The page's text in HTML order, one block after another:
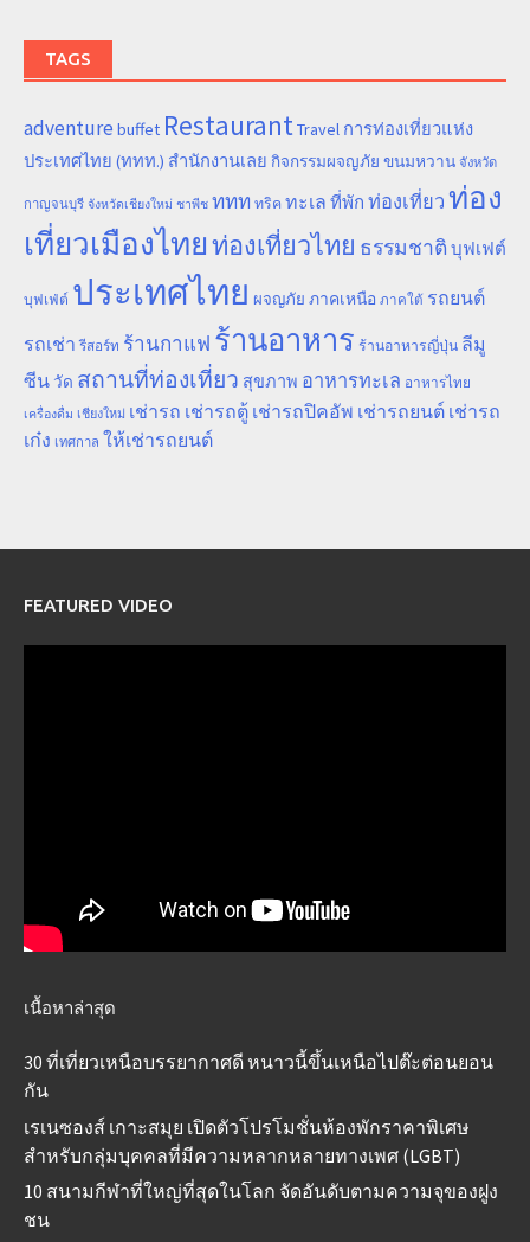
TAGS
adventure buffet RestaurantTravel การท่องเที่ยวแห่ง
ประเทศไทย (ททท.) สำนักงานเลย กิจกรรมผจญภัย ขนมหวาน จังหวัด
กาญจนบุรี จังหวัดเชียงใหม่ ชาพีช ททท ทริค ทะเล ที่พัก ท่องเที่ยวท่อง
เที่ยวเมืองไทยท่องเที่ยวไทย ธรรมชาติ บุฟเฟต์
บุฟเฟ่ต์ ประเทศไทย ผจญภัย ภาคเหนือ ภาคใต้ รถยนต์
รถเช่า รีสอร์ท ร้านกาแฟ ร้านอาหาร ร้านอาหารญี่ปุ่น ลีมู
ซีน วัด สถานที่ท่องเที่ยว สุขภาพ อาหารทะเล อาหารไทย
เครื่องดื่ม เชียงใหม่ เช่ารถ เช่ารถตู้ เช่ารถปิคอัพ เช่ารถยนต์ เช่ารถ
เก๋ง เทศกาล ให้เช่ารถยนต์
FEATURED VIDEO
เนื้อหาล่าสุด
30 ที่เที่ยวเหนือบรรยากาศดี หนาวนี้ขึ้นเหนือไปต๊ะต่อนยอน
กัน
เรเนซองส์ เกาะสมุย เปิดตัวโปรโมชั่นห้องพักราคาพิเศษ
สำหรับกลุ่มบุคคลที่มีความหลากหลายทางเพศ (LGBT)
10 สนามกีฬาที่ใหญ่ที่สุดในโลก จัดอันดับตามความจุของฝูง
ชน